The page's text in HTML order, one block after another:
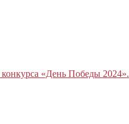
конкурса «День Победы 2024».